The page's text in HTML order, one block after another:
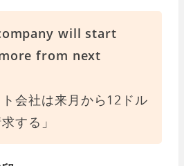
will start
from next
ト会社は来月から12ドル
する」